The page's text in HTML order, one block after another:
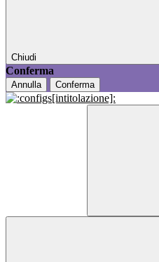
Chiudi
Conferma
Annulla Conferma